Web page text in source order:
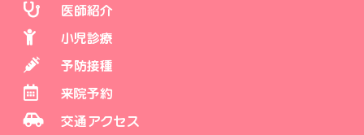
医師紹介
小児診療
予防接種
来院予約
交通アクセス